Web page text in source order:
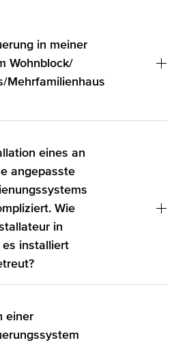
in meiner
Wohnblock/
Mehrfamilienhaus
eines an
angepasste
Wie
in
es installiert
einer